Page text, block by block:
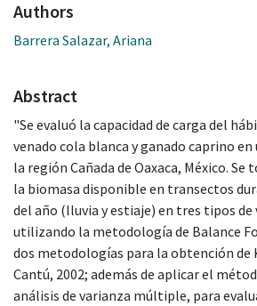
Authors
Barrera Salazar, Ariana
Abstract
"Se evaluó la capacidad de carga del
venado cola blanca y ganado caprino en
la región Cañada de Oaxaca, México.
la biomasa disponible en transectos
del año (lluvia y estiaje) en tres tipos de
utilizando la metodología de Balance
dos metodologías para la obtención de
Cantú, 2002; además de aplicar el
análisis de varianza múltiple, para